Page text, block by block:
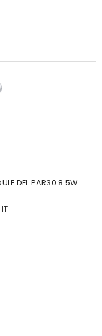
DEL PAR30 8.5W